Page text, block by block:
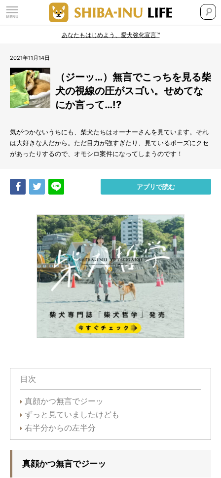
あなたもはじめよう、愛犬強化宣言™
2021年11月14日
（ジーッ…）無言でこっちを見る柴
犬の視線の圧がスゴい。せめてな
にか言って…!?
気がつかないうちにも、柴犬たちはオーナーさんを見ています。それ
は大好きな人だから。ただ目力が強すぎたり、見ているポーズにクセ
があったりするので、オモシロ案件になってしまうのです！
Share Tweet アプリで読む
目次
真顔かつ無言でジーッ
ずっと見ていましたけども
右半分からの左半分
真顔かつ無言でジーッ